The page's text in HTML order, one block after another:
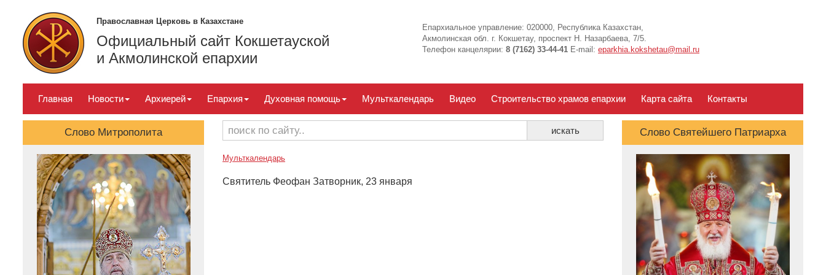
Православная Церковь в Казахстане
Официальный сайт Кокшетауской
и Акмолинской епархии
Епархиальное управление: 020000, Республика Казахстан,
Акмолинская обл. г. Кокшетау, проспект Н. Назарбаева, 7/5.
Телефон канцелярии: 8 (7162) 33-44-41 E-mail: eparkhia.kokshetau@mail.ru
Главная Новости Архиерей Епархия Духовная помощь Мульткалендарь Видео Строительство храмов епархии Карта сайта Контакты
Слово Митрополита
Мульткалендарь
Святитель Феофан Затворник, 23 января
Слово Святейшего Патриарха